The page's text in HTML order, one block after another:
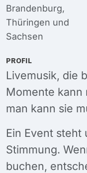
Brandenburg,
Thüringen und
Sachsen
PROFIL
Livemusik, die
Momente kann
man kann sie
Ein Event
Stimmung.
buchen,